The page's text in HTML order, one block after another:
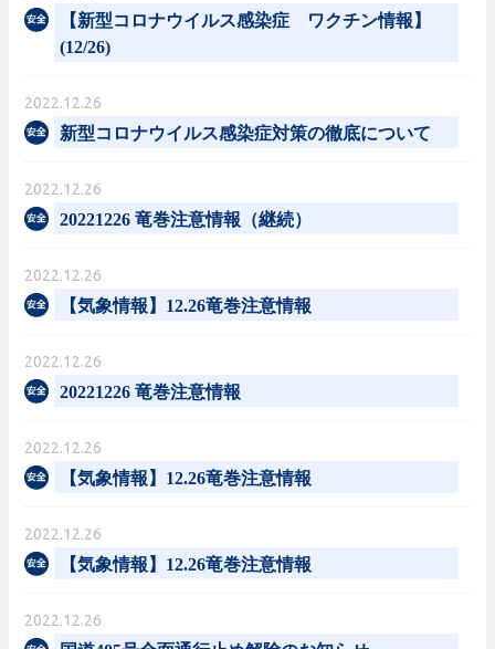
【新型コロナウイルス感染症 ワクチン情報】
(12/26)
2022.12.26
新型コロナウイルス感染症対策の徹底について
2022.12.26
20221226 竜巻注意情報（継続）
2022.12.26
【気象情報】12.26竜巻注意情報
2022.12.26
20221226 竜巻注意情報
2022.12.26
【気象情報】12.26竜巻注意情報
2022.12.26
【気象情報】12.26竜巻注意情報
2022.12.26